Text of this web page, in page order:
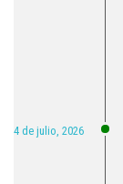
4 de julio, 2026